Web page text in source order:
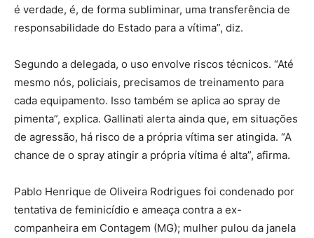
é verdade, é, de forma subliminar, uma transferência de
responsabilidade do Estado para a vítima”, diz.
Segundo a delegada, o uso envolve riscos técnicos. “Até
mesmo nós, policiais, precisamos de treinamento para
cada equipamento. Isso também se aplica ao spray de
pimenta”, explica. Gallinati alerta ainda que, em situações
de agressão, há risco de a própria vítima ser atingida. “A
chance de o spray atingir a própria vítima é alta”, afirma.
Pablo Henrique de Oliveira Rodrigues foi condenado por
tentativa de feminicídio e ameaça contra a ex-
companheira em Contagem (MG); mulher pulou da janela